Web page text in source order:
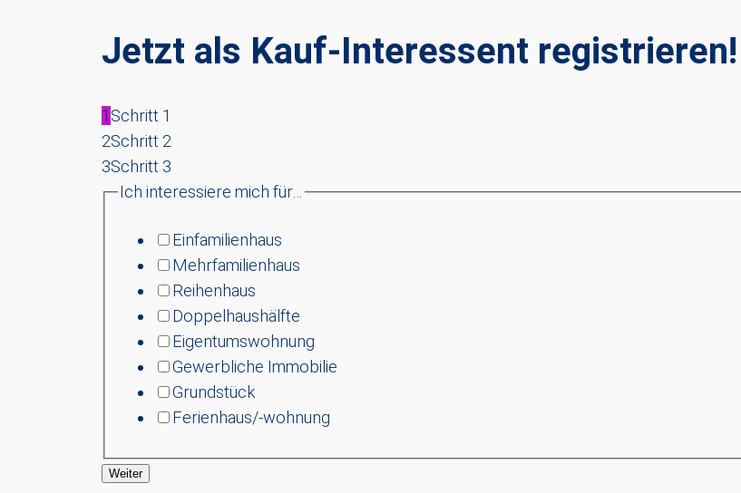
Jetzt als Kauf-Interessent registrieren!
1Schritt 1
2Schritt 2
3Schritt 3
Ich interessiere mich für…
Einfamilienhaus
Mehrfamilienhaus
Reihenhaus
Doppelhaushälfte
Eigentumswohnung
Gewerbliche Immobilie
Grundstück
Ferienhaus/-wohnung
Weiter